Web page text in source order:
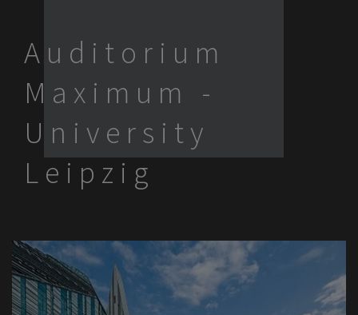
Auditorium
Maximum -
University
Leipzig